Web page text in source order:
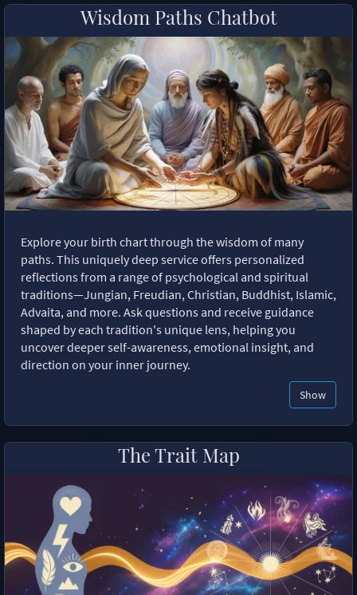
Wisdom Paths Chatbot
Explore your birth chart through the wisdom of many
paths. This uniquely deep service offers personalized
reflections from a range of psychological and spiritual
traditions—Jungian, Freudian, Christian, Buddhist, Islamic,
Advaita, and more. Ask questions and receive guidance
shaped by each tradition's unique lens, helping you
uncover deeper self-awareness, emotional insight, and
direction on your inner journey.
Show
The Trait Map